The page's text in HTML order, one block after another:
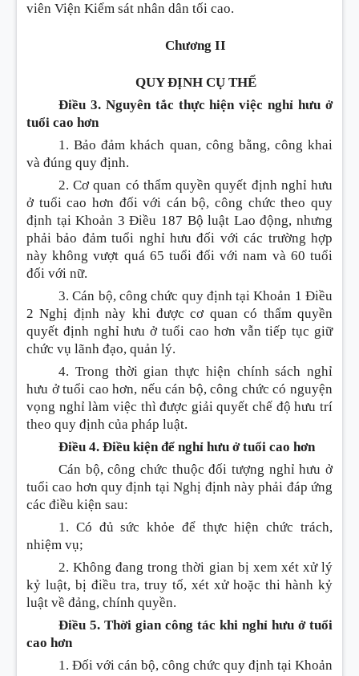
viên Viện Kiểm sát nhân dân tối cao.
Chương II
QUY ĐỊNH CỤ THỂ
Điều 3. Nguyên tắc thực hiện việc nghỉ hưu ở
tuổi cao hơn
1. Bảo đảm khách quan, công bằng, công khai
và đúng quy định.
2. Cơ quan có thẩm quyền quyết định nghỉ hưu
ở tuổi cao hơn đối với cán bộ, công chức theo quy
định tại Khoản 3 Điều 187 Bộ luật Lao động, nhưng
phải bảo đảm tuổi nghỉ hưu đối với các trường hợp
này không vượt quá 65 tuổi đối với nam và 60 tuổi
đối với nữ.
3. Cán bộ, công chức quy định tại Khoản 1 Điều
2 Nghị định này khi được cơ quan có thẩm quyền
quyết định nghỉ hưu ở tuổi cao hơn vẫn tiếp tục giữ
chức vụ lãnh đạo, quản lý.
4. Trong thời gian thực hiện chính sách nghỉ
hưu ở tuổi cao hơn, nếu cán bộ, công chức có nguyện
vọng nghỉ làm việc thì được giải quyết chế độ hưu trí
theo quy định của pháp luật.
Điều 4. Điều kiện để nghỉ hưu ở tuổi cao hơn
Cán bộ, công chức thuộc đối tượng nghỉ hưu ở
tuổi cao hơn quy định tại Nghị định này phải đáp ứng
các điều kiện sau:
1. Có đủ sức khỏe để thực hiện chức trách,
nhiệm vụ;
2. Không đang trong thời gian bị xem xét xử lý
kỷ luật, bị điều tra, truy tố, xét xử hoặc thi hành kỷ
luật về đảng, chính quyền.
Điều 5. Thời gian công tác khi nghỉ hưu ở tuổi
cao hơn
1. Đối với cán bộ, công chức quy định tại Khoản